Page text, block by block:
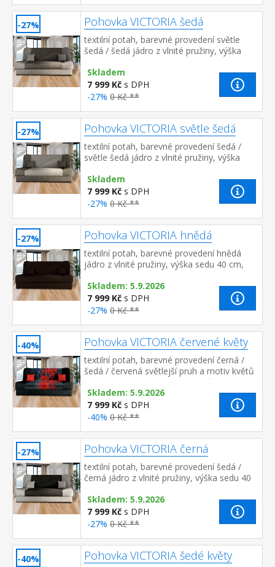
-27% Pohovka VICTORIA šedá
textilní potah, barevné provedení světle
šedá / šedá jádro z vlnité pružiny, výška
rozložené 190 × 120 cm rozkl...
Skladem
7 999 Kč s DPH
-27% 0 Kč **
-27% Pohovka VICTORIA světle šedá
textilní potah, barevné provedení šedá /
světle šedá jádro z vlnité pružiny, výška
rozložené 190 × 120 cm rozkl...
Skladem
7 999 Kč s DPH
-27% 0 Kč **
-27% Pohovka VICTORIA hnědá
textilní potah, barevné provedení hnědá
jádro z vlnité pružiny, výška sedu 40 cm,
× 120 cm rozkládací s úložn...
Skladem: 5.9.2026
7 999 Kč s DPH
-27% 0 Kč **
-40% Pohovka VICTORIA červené květy
textilní potah, barevné provedení černá /
šedá / červená světlejší pruh a motiv květů
na sedací a opěradlové části může být
umístěn i v jiné polo...
Skladem: 5.9.2026
7 999 Kč s DPH
-40% 0 Kč **
-27% Pohovka VICTORIA černá
textilní potah, barevné provedení šedá /
černá jádro z vlnité pružiny, výška sedu 40
190 × 120 cm rozkládací ...
Skladem: 5.9.2026
7 999 Kč s DPH
-27% 0 Kč **
-40% Pohovka VICTORIA šedé květy